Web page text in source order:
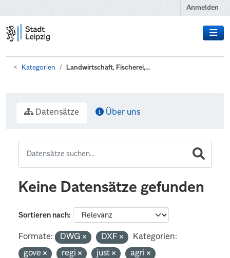
Anmelden
Kategorien Landwirtschaft, Fischerei,...
Datensätze Über uns
Keine Datensätze gefunden
Sortieren nach
Formate: DWG DXF
Kategorien:
gove
regi just
agri